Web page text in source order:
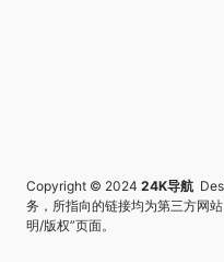
Copyright © 2024 24K导航
务，所指向的链接均为第三方网
明/版权”页面。